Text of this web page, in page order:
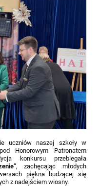
uczniów naszej szkoły w
Honorowym Patronatem
konkursu przebiegała
, zachęcając młodych
piękna budzącej się
z nadejściem wiosny.